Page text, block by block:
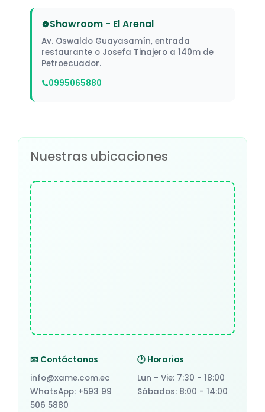
Showroom - El Arenal
Av. Oswaldo Guayasamín, entrada
restaurante o Josefa Tinajero a 140m de
Petroecuador.
0995065880
Nuestras ubicaciones
📧 Contáctanos
info@xame.com.ec
WhatsApp: +593 99
506 5880
🕐 Horarios
Lun - Vie: 7:30 - 18:00
Sábados: 8:00 - 14:00